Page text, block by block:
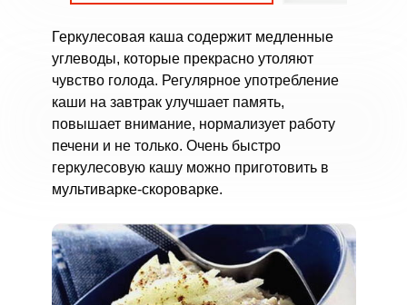
Геркулесовая каша содержит медленные
углеводы, которые прекрасно утоляют
чувство голода. Регулярное употребление
каши на завтрак улучшает память,
повышает внимание, нормализует работу
печени и не только. Очень быстро
геркулесовую кашу можно приготовить в
мультиварке-скороварке.